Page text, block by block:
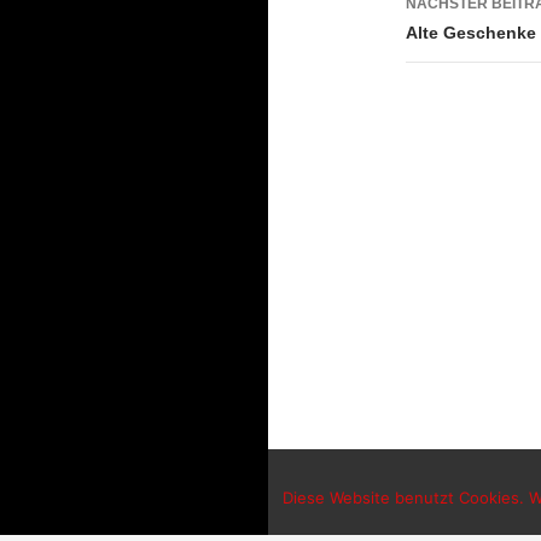
NÄCHSTER
Alte Geschenke
Diese Website benutzt Cookies.